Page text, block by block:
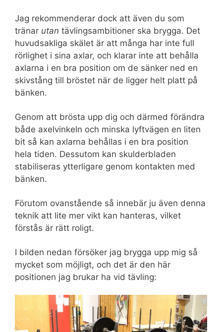
Jag rekommenderar dock att även du som
tränar utan tävlingsambitioner ska brygga. Det
huvudsakliga skälet är att många har inte full
rörlighet i sina axlar, och klarar inte att behålla
axlarna i en bra position om de sänker ned en
skivstång till bröstet när de ligger helt platt på
bänken.
Genom att brösta upp dig och därmed förändra
både axelvinkeln och minska lyftvägen en liten
bit så kan axlarna behållas i en bra position
hela tiden. Dessutom kan skulderbladen
stabiliseras ytterligare genom kontakten med
bänken.
Förutom ovanstående så innebär ju även denna
teknik att lite mer vikt kan hanteras, vilket
förstås är rätt roligt.
I bilden nedan försöker jag brygga upp mig så
mycket som möjligt, och det är den här
positionen jag brukar ha vid tävling: